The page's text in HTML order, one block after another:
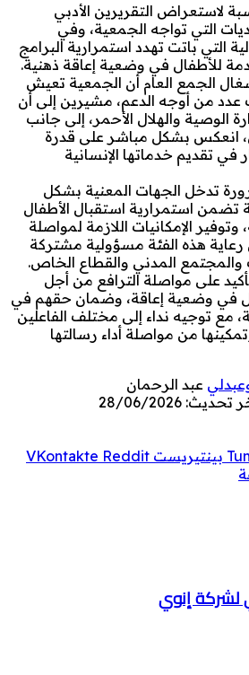
لاستعراض التقريرين الأدبي
التي تواجه الجمعية، وفي
التي باتت تهدد استمرارية البرامج
للأطفال في وضعية إعاقة ذهنية.
الجمع العام أن الجمعية تعيش
من أوجه الدعم، مشيرين إلى أن
الوصية والهلال الأحمر، إلى جانب
انعكس بشكل مباشر على قدرة
تقديم خدماتها الإنسانية
تدخل الجهات المعنية بشكل
تضمن استمرارية استقبال الأطفال
الإمكانيات اللازمة لمواصلة
رعاية هذه الفئة مسؤولية مشتركة
المدني والقطاع الخاص.
على مواصلة الترافع من أجل
في وضعية إعاقة، وضمان حقهم في
مع توجيه نداء إلى مختلف الفاعلين
من مواصلة أداء رسالتها
عبد الرحمان
تحديث: 28/06/2026
بينتيريست
لشركة إنوي